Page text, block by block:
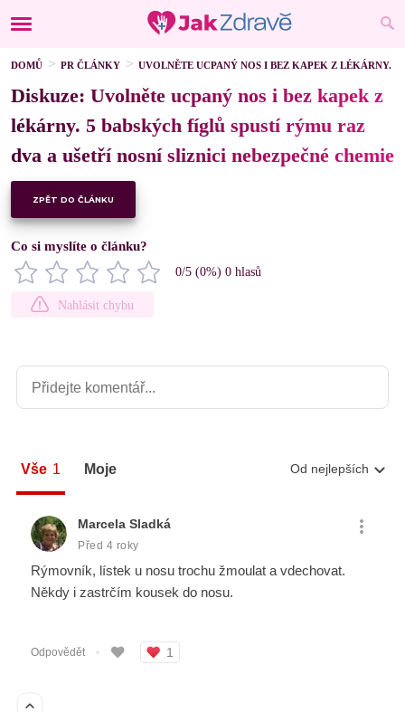
DOMŮ PR ČLÁNKY UVOLNĚTE UCPANÝ NOS I BEZ KAPEK Z LÉKÁRNY.
Diskuze: Uvolněte ucpaný nos i bez kapek z
lékárny. 5 babských fíglů spustí rýmu raz
dva a ušetří nosní sliznici nebezpečné chemie
ZPĚT DO ČLÁNKU
Co si myslíte o článku?
0/5 (0%) 0 hlasů
Nahlásit chybu